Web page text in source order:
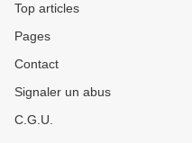
Top articles
Pages
Contact
Signaler un abus
C.G.U.